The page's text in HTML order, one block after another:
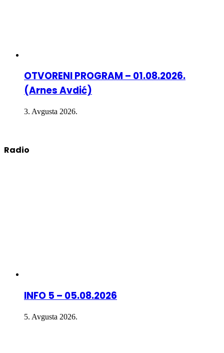
OTVORENI PROGRAM – 01.08.2026.
(Arnes Avdić)
3. Avgusta 2026.
Radio
INFO 5 – 05.08.2026
5. Avgusta 2026.